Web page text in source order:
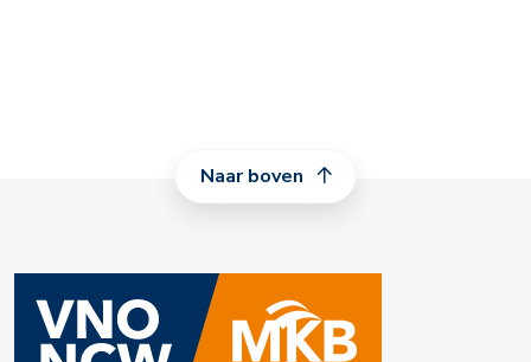
Naar boven